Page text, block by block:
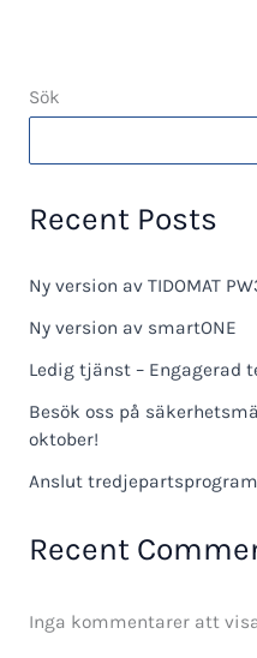
Sök
Recent Posts
Ny version av TIDOMAT
Ny version av smartONE
Ledig tjänst – Engagerad
Besök oss på
oktober!
Anslut tredjepartsprogram
Recent
Inga kommentarer att